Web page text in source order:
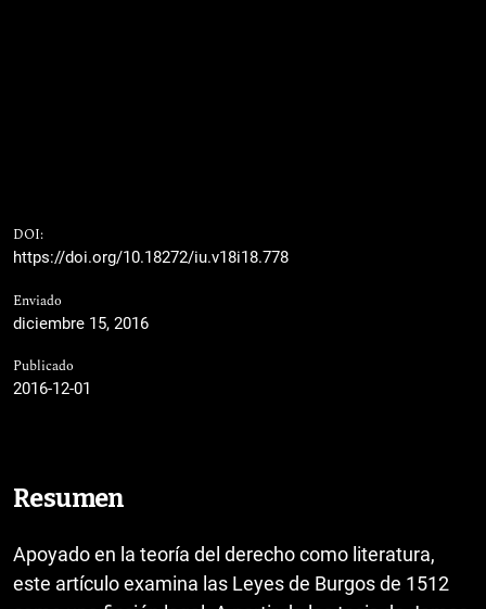
DOI:
https://doi.org/10.18272/iu.v18i18.778
Enviado
diciembre 15, 2016
Publicado
2016-12-01
Resumen
Apoyado en la teoría del derecho como literatura,
este artículo examina las Leyes de Burgos de 1512